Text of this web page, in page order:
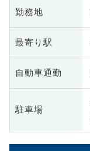
勤務地
最寄り駅
自動車通勤
駐車場